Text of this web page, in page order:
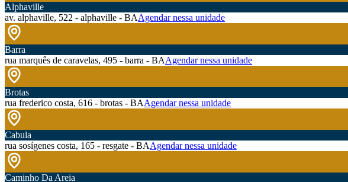
Alphaville
av. alphaville, 522 - alphaville - BAAgendar nessa unidade
Barra
rua marquês de caravelas, 495 - barra - BAAgendar nessa unidade
Brotas
rua frederico costa, 616 - brotas - BAAgendar nessa unidade
Cabula
rua sosígenes costa, 165 - resgate - BAAgendar nessa unidade
Caminho Da Areia